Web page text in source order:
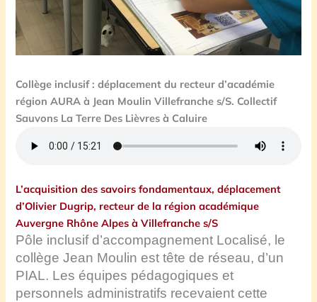
Collège inclusif : déplacement du recteur d’académie
région AURA à Jean Moulin Villefranche s/S. Collectif
Sauvons La Terre Des Lièvres à Caluire
L’acquisition des savoirs fondamentaux, déplacement
d’Olivier Dugrip, recteur de la région académique
Auvergne Rhône Alpes à Villefranche s/S
Pôle inclusif d’accompagnement Localisé, le
collège Jean Moulin est tête de réseau, d’un
PIAL. Les équipes pédagogiques et
personnels administratifs recevaient cette